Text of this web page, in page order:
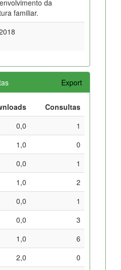
da
familiar.
Export
Consultas
0,0
1
1,0
0
0,0
1
1,0
2
0,0
1
0,0
3
1,0
6
2,0
0